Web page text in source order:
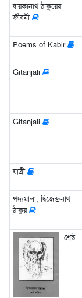
দ্বারকানাথ ঠাকুরের
জীবনী
Poems of Kabir
Gitanjali
Gitanjali
যাত্রী
পদ্যমালা, দ্বিজেন্দ্রনাথ
ঠাকুর
শ্রেষ্ঠ